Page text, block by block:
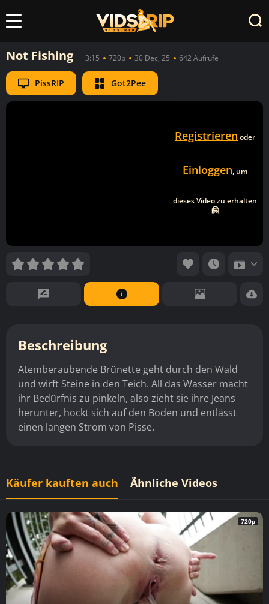
Not Fishing 3:15 720p 30 Dec, 25 642 Aufrufe
PissRIP Got2Pee
Registrieren oder
Einloggen, um
dieses Video zu erhalten
🤗
Beschreibung
Atemberaubende Brünette geht durch den Wald
und wirft Steine in den Teich. All das Wasser macht
ihr Bedürfnis zu pinkeln, also zieht sie ihre Jeans
herunter, hockt sich auf den Boden und entlässt
einen langen Strom von Pisse.
Käufer kauften auch Ähnliche Videos
720p